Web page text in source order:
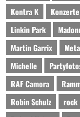
Kontra K
Linkin Park
Martin Garrix
Michelle
RAF Camora
Robin Schulz
rock